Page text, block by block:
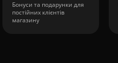
Бонуси та подарунки для
постійних клієнтів
магазину